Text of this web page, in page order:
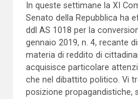
In queste settimane la XI
Senato della Repubblica ha
ddl AS 1018 per la
gennaio 2019, n. 4, recante
materia di reddito di
acquisisce particolare
che nel dibattito politico. Vi
posizione propagandistiche,